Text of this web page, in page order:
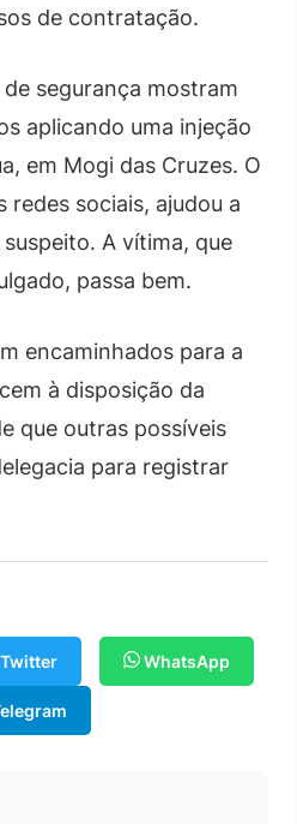
de contratação.
segurança mostram
aplicando uma injeção
em Mogi das Cruzes. O
redes sociais, ajudou a
A vítima, que
passa bem.
encaminhados para a
à disposição da
que outras possíveis
para registrar
Twitter WhatsApp